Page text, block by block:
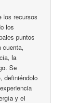
los recursos
los
puntos
cuenta,
la
Se
definiéndolo
y el